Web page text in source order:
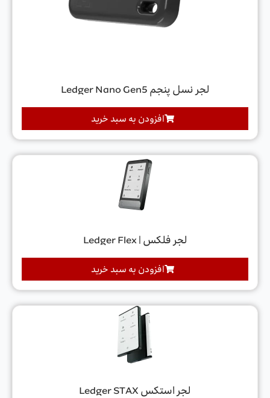
لجر نسل پنجم Ledger Nano Gen5
افزودن به سبد خرید
لجر فلکس | Ledger Flex
افزودن به سبد خرید
لجر استکس Ledger STAX